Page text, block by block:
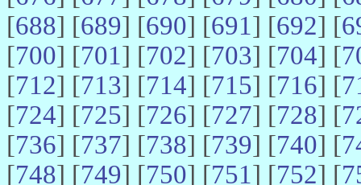
[688] [689] [690] [691] [692] [
[700] [701] [702] [703] [704] [
[712] [713] [714] [715] [716] [
[724] [725] [726] [727] [728] [
[736] [737] [738] [739] [740] [
[748] [749] [750] [751] [752] [